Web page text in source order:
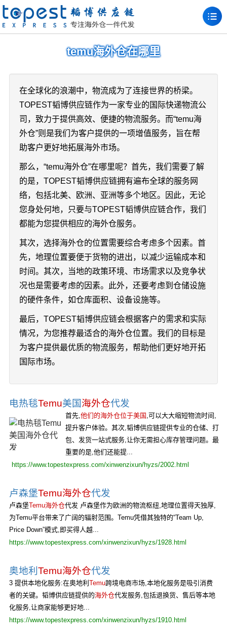
temu海外仓在哪里
在全球化的浪潮中，物流成为了连接世界的桥梁。
TOPEST韬博供应链作为一家专业的国际快递物流公
司，致力于提供高效、便捷的物流服务。而“temu海
外仓”则是我们为客户提供的一项增值服务，旨在帮
助客户更好地拓展海外市场。
那么，“temu海外仓”在哪里呢？首先，我们需要了解
的是，TOPEST韬博供应链拥有遍布全球的服务网
络，包括北美、欧洲、亚洲等多个地区。因此，无论
您身处何地，只要与TOPEST韬博供应链合作，我们
都能为您提供相应的海外仓服务。
其次，选择海外仓的位置需要综合考虑多个因素。首
先，地理位置要便于货物的进出，以减少运输成本和
时间。其次，当地的政策环境、市场需求以及竞争状
况也是需要考虑的因素。此外，还要考虑到仓储设施
的硬件条件，如仓库面积、设备设施等。
最后，TOPEST韬博供应链会根据客户的需求和实际
情况，为您推荐最适合的海外仓位置。我们的目标是
为客户提供最优质的物流服务，帮助他们更好地开拓
国际市场。
电热毯Temu美国海外仓代发
首先,他们的海外仓位于美国 ,可以大大缩短物流时间,
提升客户体验。其次,韬博供应链提供专业的仓储、打
包、发货一站式服务,让你无需担心库存管理问题。最
重要的是,他们还能提...
https://www.topestexpress.com/xinwenzixun/hyzs/2002.html
卢森堡Temu海外仓代发
卢森堡Temu海外仓代发 卢森堡作为欧洲的物流枢纽,地理位置得天独厚,
为Temu平台带来了广阔的辐射范围。Temu凭借其独特的“Team Up,
Price Down”模式,即买得人越...
https://www.topestexpress.com/xinwenzixun/hyzs/1928.html
奥地利 Temu海外仓代发
3 提供本地化服务:在奥地利 Temu跨境电商市场,本地化服务是吸引消费
者的关键。韬博供应链提供的海外仓代发服务,包括退换货、售后等本地
化服务,让商家能够更好地...
https://www.topestexpress.com/xinwenzixun/hyzs/1910.html